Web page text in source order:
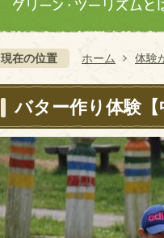
現在の位置 ホーム 体験
バター作り体験【